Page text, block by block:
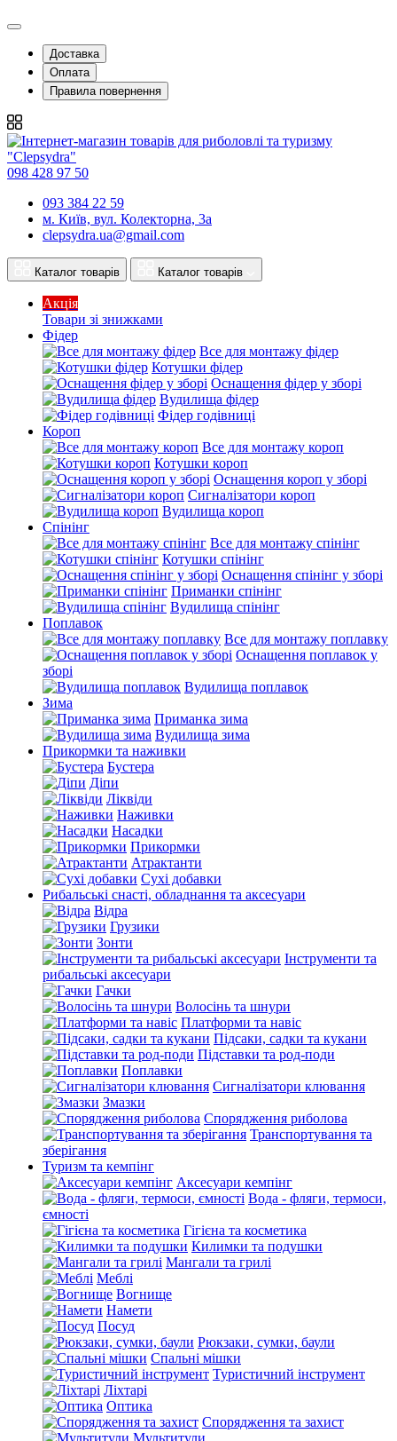
Доставка
Оплата
Правила повернення
098 428 97 50
093 384 22 59
м. Київ, вул. Колекторна, 3а
clepsydra.ua@gmail.com
Каталог товарів Каталог товарів
Акція
Товари зі знижками
Фідер
Все для монтажу фідер
Котушки фідер
Оснащення фідер у зборі
Вудилища фідер
Фідер годівниці
Короп
Все для монтажу короп
Котушки короп
Оснащення короп у зборі
Сигналізатори короп
Вудилища короп
Спінінг
Все для монтажу спінінг
Котушки спінінг
Оснащення спінінг у зборі
Приманки спінінг
Вудилища спінінг
Поплавок
Все для монтажу поплавку
Оснащення поплавок у
зборі
Вудилища поплавок
Зима
Приманка зима
Вудилища зима
Прикормки та наживки
Бустера
Діпи
Ліквіди
Наживки
Насадки
Прикормки
Атрактанти
Сухі добавки
Рибальські снасті, обладнання та аксесуари
Відра
Грузики
Зонти
Інструменти та
рибальські аксесуари
Гачки
Волосінь та шнури
Платформи та навіс
Підсаки, садки та кукани
Підставки та род-поди
Поплавки
Сигналізатори клювання
Змазки
Спорядження риболова
Транспортування та
зберігання
Туризм та кемпінг
Аксесуари кемпінг
Вода - фляги, термоси,
ємності
Гігієна та косметика
Килимки та подушки
Мангали та грилі
Меблі
Вогнище
Намети
Посуд
Рюкзаки, сумки, баули
Спальні мішки
Туристичний інструмент
Ліхтарі
Оптика
Спорядження та захист
Мультитули